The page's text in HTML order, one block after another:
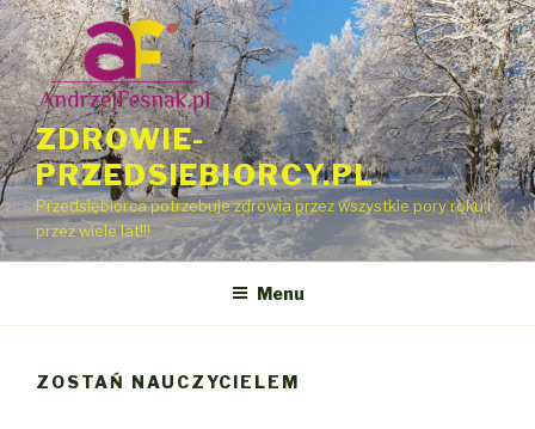
Przeskocz
do
treści
ZDROWIE-
PRZEDSIEBIORCY.PL
Przedsiębiorca potrzebuje zdrowia przez wszystkie pory roku i
przez wiele lat!!!
Menu
ZOSTAŃ NAUCZYCIELEM